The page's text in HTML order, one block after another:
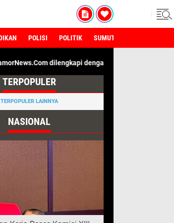
POLISI POLITIK SUMUT
dilengkapi dengan ID Card Wartawan. Kami Adalah
TERPOPULER
TERPOPULER LAINNYA
NASIONAL